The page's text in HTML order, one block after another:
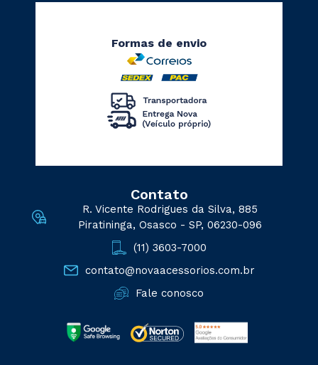
Formas de envio
Contato
R. Vicente Rodrigues da Silva, 885
Piratininga, Osasco - SP, 06230-096
(11) 3603-7000
contato@novaacessorios.com.br
Fale conosco